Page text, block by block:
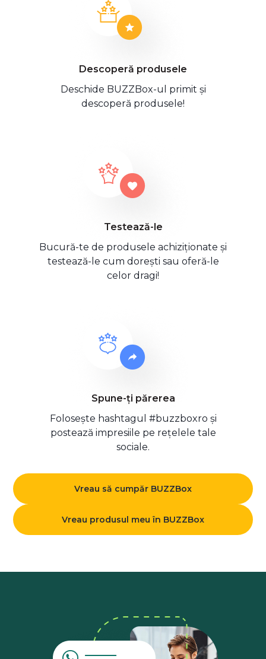
Descoperă produsele
Deschide BUZZBox-ul primit și
descoperă produsele!
Testează-le
Bucură-te de produsele achiziționate și
testează-le cum dorești sau oferă-le
celor dragi!
Spune-ți părerea
Folosește hashtagul #buzzboxro și
postează impresiile pe rețelele tale
sociale.
Vreau să cumpăr BUZZBox
Vreau produsul meu în BUZZBox